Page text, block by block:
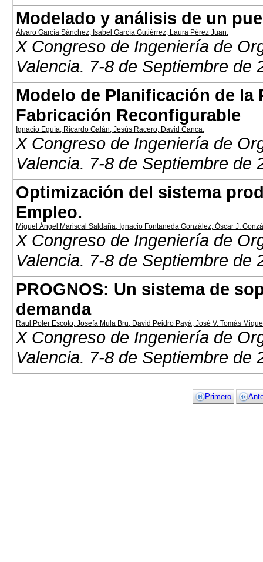
Modelado y análisis de un
Álvaro García Sánchez, Isabel García Gutiérrez, Laura Pérez Juan.
X Congreso de Ingeniería de
Valencia. 7-8 de Septiembre de
Modelo de Planificación de
Fabricación Reconfigurable
Ignacio Eguía, Ricardo Galán, Jesús Racero, David Canca.
X Congreso de Ingeniería de
Valencia. 7-8 de Septiembre de
Optimización del sistema
Empleo.
Miguel Ángel Mariscal Saldaña, Ignacio Fontaneda González, Óscar J.
X Congreso de Ingeniería de
Valencia. 7-8 de Septiembre de
PROGNOS: Un sistema de
demanda
Raul Poler Escoto, Josefa Mula Bru, David Peidro Payá, José V. Tomás
X Congreso de Ingeniería de
Valencia. 7-8 de Septiembre de
Primero